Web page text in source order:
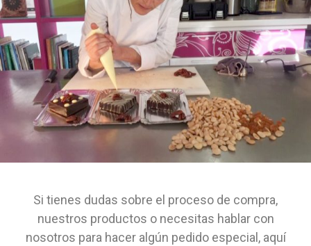
Si tienes dudas sobre el proceso de compra,
nuestros productos o necesitas hablar con
nosotros para hacer algún pedido especial, aquí